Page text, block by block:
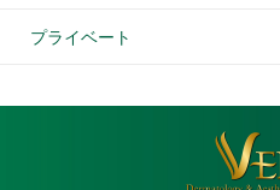
プライベート